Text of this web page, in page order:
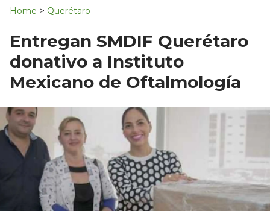
Navigation
Home > Querétaro
Entregan SMDIF Querétaro
donativo a Instituto
Mexicano de Oftalmología